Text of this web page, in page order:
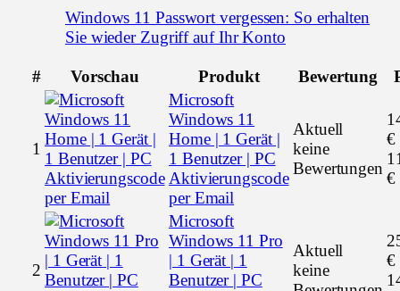
Windows 11 Passwort vergessen: So erhalten
Sie wieder Zugriff auf Ihr Konto
# Vorschau Produkt Bewertung
1
Microsoft
Windows 11
Home | 1 Gerät |
1 Benutzer | PC
Aktivierungscode
per Email
Aktuell
keine
Bewertungen
€
€
2
Microsoft
Windows 11 Pro
| 1 Gerät | 1
Benutzer | PC
Aktuell
keine
€